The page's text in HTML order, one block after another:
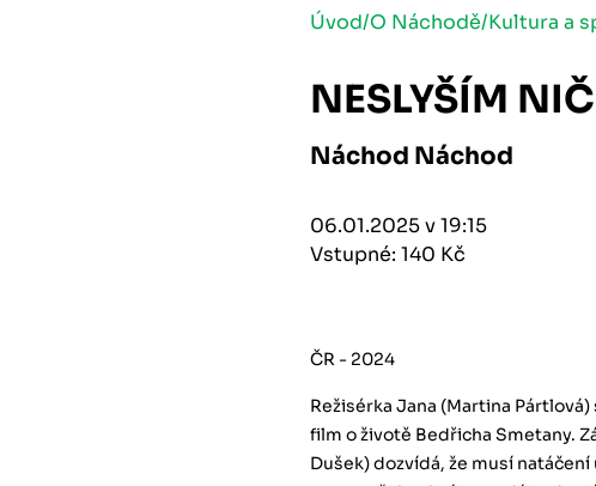
Úvod/O Náchodě/Kultura a
NESLYŠÍM
Náchod Náchod
06.01.2025 v 19:15
Vstupné: 140 Kč
ČR - 2024
Režisérka Jana (Martina
film o životě Bedřicha Smetany.
Dušek) dozvídá, že musí